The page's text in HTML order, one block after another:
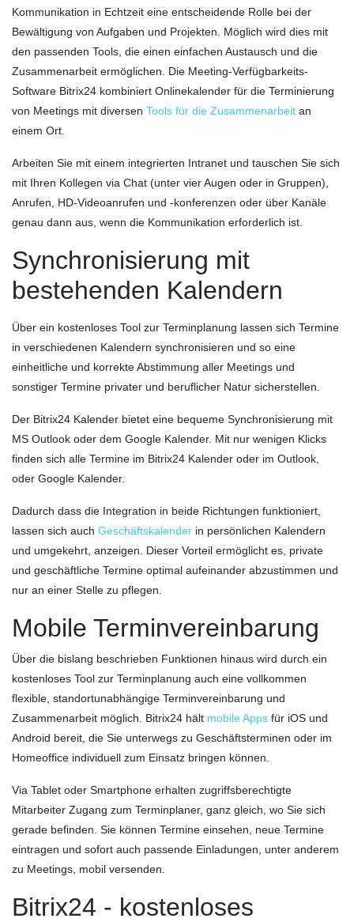
Kommunikation in Echtzeit eine entscheidende Rolle bei der
Bewältigung von Aufgaben und Projekten. Möglich wird dies mit
den passenden Tools, die einen einfachen Austausch und die
Zusammenarbeit ermöglichen. Die Meeting-Verfügbarkeits-
Software Bitrix24 kombiniert Onlinekalender für die Terminierung
von Meetings mit diversen Tools für die Zusammenarbeit an
einem Ort.
Arbeiten Sie mit einem integrierten Intranet und tauschen Sie sich
mit Ihren Kollegen via Chat (unter vier Augen oder in Gruppen),
Anrufen, HD-Videoanrufen und -konferenzen oder über Kanäle
genau dann aus, wenn die Kommunikation erforderlich ist.
Synchronisierung mit
bestehenden Kalendern
Über ein kostenloses Tool zur Terminplanung lassen sich Termine
in verschiedenen Kalendern synchronisieren und so eine
einheitliche und korrekte Abstimmung aller Meetings und
sonstiger Termine privater und beruflicher Natur sicherstellen.
Der Bitrix24 Kalender bietet eine bequeme Synchronisierung mit
MS Outlook oder dem Google Kalender. Mit nur wenigen Klicks
finden sich alle Termine im Bitrix24 Kalender oder im Outlook,
oder Google Kalender.
Dadurch dass die Integration in beide Richtungen funktioniert,
lassen sich auch Geschäftskalender in persönlichen Kalendern
und umgekehrt, anzeigen. Dieser Vorteil ermöglicht es, private
und geschäftliche Termine optimal aufeinander abzustimmen und
nur an einer Stelle zu pflegen.
Mobile Terminvereinbarung
Über die bislang beschrieben Funktionen hinaus wird durch ein
kostenloses Tool zur Terminplanung auch eine vollkommen
flexible, standortunabhängige Terminvereinbarung und
Zusammenarbeit möglich. Bitrix24 hält mobile Apps für iOS und
Android bereit, die Sie unterwegs zu Geschäftsterminen oder im
Homeoffice individuell zum Einsatz bringen können.
Via Tablet oder Smartphone erhalten zugriffsberechtigte
Mitarbeiter Zugang zum Terminplaner, ganz gleich, wo Sie sich
gerade befinden. Sie können Termine einsehen, neue Termine
eintragen und sofort auch passende Einladungen, unter anderem
zu Meetings, mobil versenden.
Bitrix24 - kostenloses